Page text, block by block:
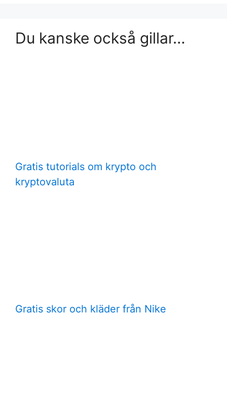
Du kanske också gillar…
Gratis tutorials om krypto och
kryptovaluta
Gratis skor och kläder från Nike